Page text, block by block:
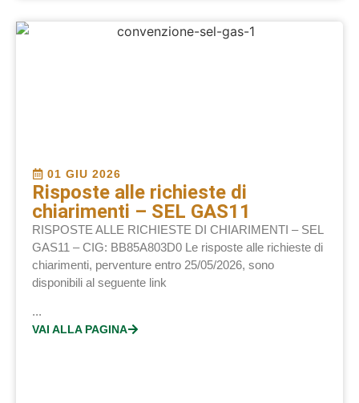
01 GIU 2026
Risposte alle richieste di
chiarimenti – SEL GAS11
RISPOSTE ALLE RICHIESTE DI CHIARIMENTI – SEL
GAS11 – CIG: BB85A803D0 Le risposte alle richieste di
chiarimenti, perventure entro 25/05/2026, sono
disponibili al seguente link
...
VAI ALLA PAGINA